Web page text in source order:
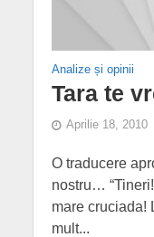
Analize și opinii
Tara te
Aprilie 18, 2010
O traducere
nostru…
mare cruciada!
mult...